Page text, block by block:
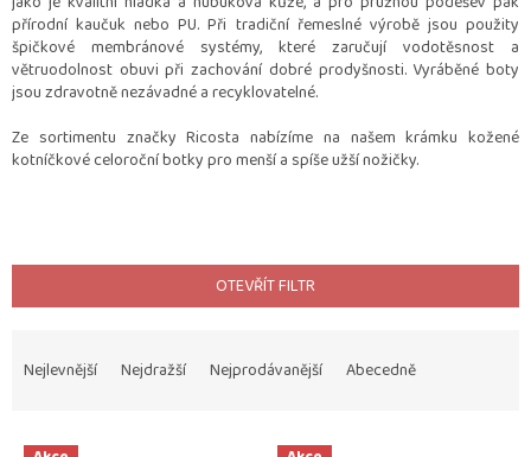
přírodní kaučuk nebo PU. Při tradiční řemeslné výrobě jsou použity
špičkové membránové systémy, které zaručují vodotěsnost a
větruodolnost obuvi při zachování dobré prodyšnosti. Vyráběné boty
jsou zdravotně nezávadné a recyklovatelné.
Ze sortimentu značky Ricosta nabízíme na našem krámku kožené
kotníčkové celoroční botky pro menší a spíše užší nožičky.
OTEVŘÍT FILTR
Nejlevnější Nejdražší Nejprodávanější Abecedně
V